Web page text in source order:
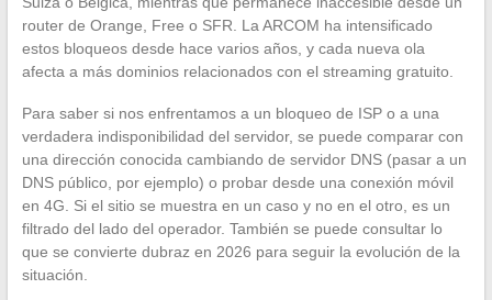
router de Orange, Free o SFR. La ARCOM ha intensificado
estos bloqueos desde hace varios años, y cada nueva ola
afecta a más dominios relacionados con el streaming gratuito.
Para saber si nos enfrentamos a un bloqueo de ISP o a una
verdadera indisponibilidad del servidor, se puede comparar con
una dirección conocida cambiando de servidor DNS (pasar a un
DNS público, por ejemplo) o probar desde una conexión móvil
en 4G. Si el sitio se muestra en un caso y no en el otro, es un
filtrado del lado del operador. También se puede consultar lo
que se convierte dubraz en 2026 para seguir la evolución de la
situación.